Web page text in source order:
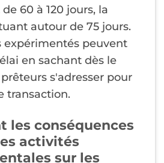
60 à 120 jours, la
autour de 75 jours.
expérimentés peuvent
en sachant dès le
s'adresser pour
transaction.
les conséquences
activités
sur les